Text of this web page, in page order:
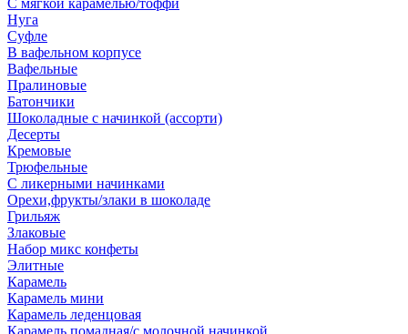
С мягкой карамелью/тоффи
Нуга
Суфле
В вафельном корпусе
Вафельные
Пралиновые
Батончики
Шоколадные с начинкой (ассорти)
Десерты
Кремовые
Трюфельные
С ликерными начинками
Орехи,фрукты/злаки в шоколаде
Грильяж
Злаковые
Набор микс конфеты
Элитные
Карамель
Карамель мини
Карамель леденцовая
Карамель помадная/с молочной начинкой